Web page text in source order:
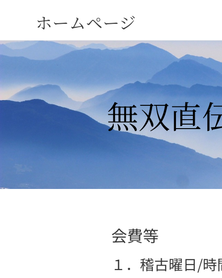
ホームページ
無双直
会費等
１．稽古曜日/